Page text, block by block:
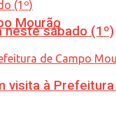
Mourão
neste sábado (1º)
visita à